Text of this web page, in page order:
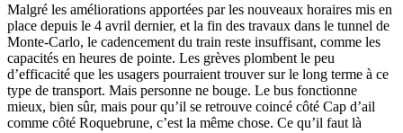
Malgré les améliorations apportées par les nouveaux horaires mis en
place depuis le 4 avril dernier, et la fin des travaux dans le tunnel de
Monte-Carlo, le cadencement du train reste insuffisant, comme les
capacités en heures de pointe. Les grèves plombent le peu
d’efficacité que les usagers pourraient trouver sur le long terme à ce
type de transport. Mais personne ne bouge. Le bus fonctionne
mieux, bien sûr, mais pour qu’il se retrouve coincé côté Cap d’ail
comme côté Roquebrune, c’est la même chose. Ce qu’il faut là